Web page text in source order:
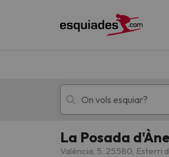
Esquí
La Posada
València, 5, 25580, Esterri